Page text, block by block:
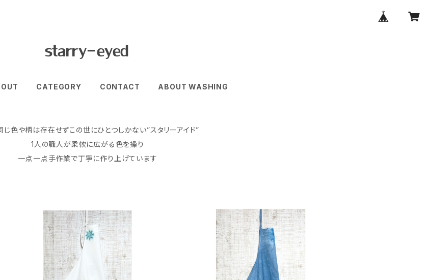
CATEGORY CONTACT ABOUT WASHING
じ色や柄は存在せずこの世にひとつしかない”スタリーアイド”
1人の職人が柔軟に広がる色を操り
一点一点手作業で丁寧に作り上げています